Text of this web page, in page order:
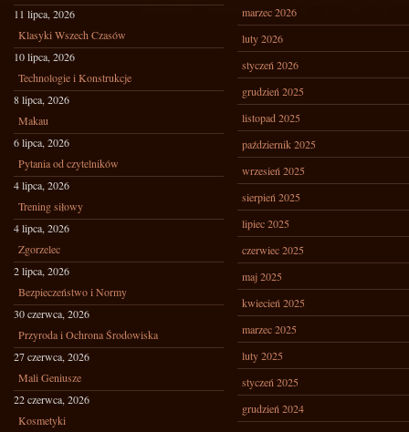
11 lipca, 2026
Klasyki Wszech Czasów
10 lipca, 2026
Technologie i Konstrukcje
8 lipca, 2026
Makau
6 lipca, 2026
Pytania od czytelników
4 lipca, 2026
Trening siłowy
4 lipca, 2026
Zgorzelec
2 lipca, 2026
Bezpieczeństwo i Normy
30 czerwca, 2026
Przyroda i Ochrona Środowiska
27 czerwca, 2026
Mali Geniusze
22 czerwca, 2026
Kosmetyki
marzec 2026
luty 2026
styczeń 2026
grudzień 2025
listopad 2025
październik 2025
wrzesień 2025
sierpień 2025
lipiec 2025
czerwiec 2025
maj 2025
kwiecień 2025
marzec 2025
luty 2025
styczeń 2025
grudzień 2024